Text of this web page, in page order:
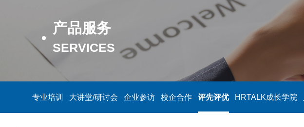
产品服务
SERVICES
专业培训 大讲堂/研讨会 企业参访 校企合作 评先评优 HRTALK成长学院